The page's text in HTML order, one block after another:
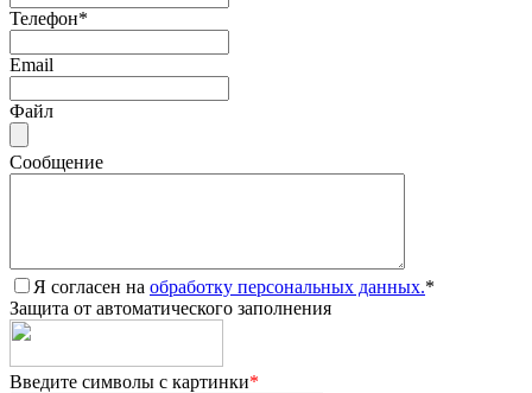
Телефон*
Email
Файл
Сообщение
Я согласен на обработку персональных данных.*
Защита от автоматического заполнения
Введите символы с картинки*